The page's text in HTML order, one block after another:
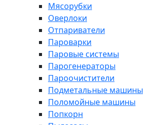
Мясорубки
Оверлоки
Отпариватели
Пароварки
Паровые системы
Парогенераторы
Пароочистители
Подметальные машины
Поломойные машины
Попкорн